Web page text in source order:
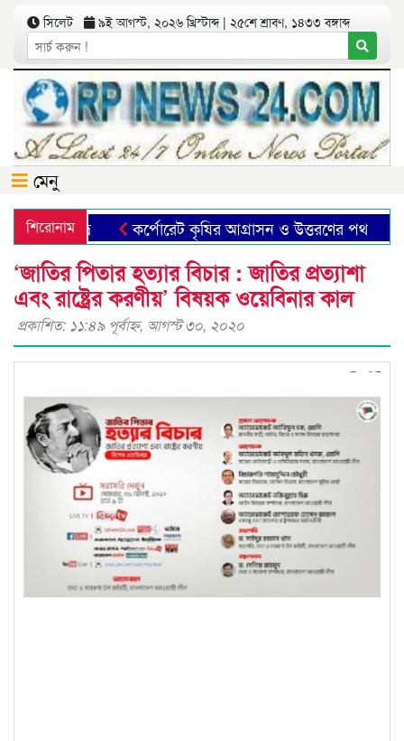
সিলেট ৯ই আগস্ট, ২০২৬ খ্রিস্টাব্দ | ২৫শে শ্রাবণ, ১৪৩৩ বঙ্গাব্দ
মেনু
শিরোনাম
ফাহিম শুভ্র কর্পোরেট কৃষির আগ্রাসন ও উত্তরণের পথ
‘জাতির পিতার হত্যার বিচার : জাতির প্রত্যাশা
এবং রাষ্ট্রের করণীয়’ বিষয়ক ওয়েবিনার কাল
প্রকাশিত: ১১:৪৯ পূর্বাহ্ণ, আগস্ট ৩০, ২০২০